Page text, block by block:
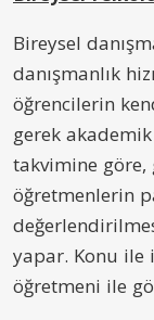
Bireysel
danışmanlık
öğrencilerin
gerek
takvimine göre,
öğretmenlerin
yapar. Konu ile
öğretmeni ile